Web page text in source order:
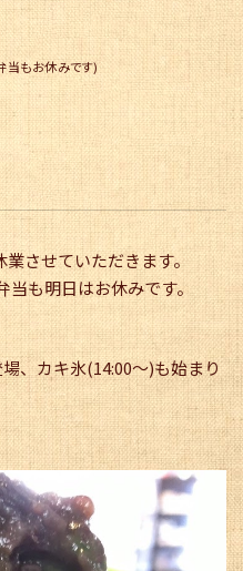
もお休みです)
させていただきます。
当も明日はお休みです。
、カキ氷(14:00～)も始まり